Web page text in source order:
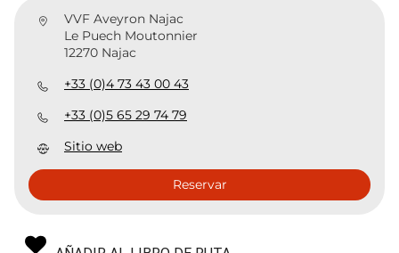
VVF Aveyron Najac
Le Puech Moutonnier
12270 Najac
+33 (0)4 73 43 00 43
+33 (0)5 65 29 74 79
Sitio web
Reservar